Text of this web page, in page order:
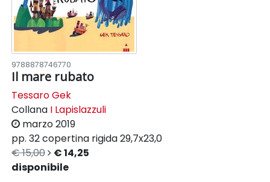
9788878746770
Il mare rubato
Tessaro Gek
Collana I Lapislazzuli
marzo 2019
pp. 32copertina rigida29,7x23,0
€ 15,00
€ 14,25
disponibile